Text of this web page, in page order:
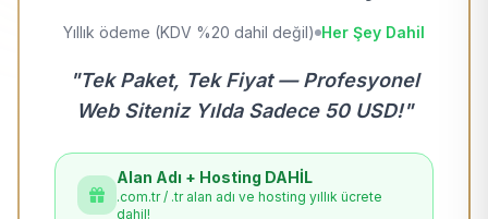
Yıllık ödeme (KDV %20 dahil değil) Her Şey Dahil
"Tek Paket, Tek Fiyat — Profesyonel
Web Siteniz Yılda Sadece 50 USD!"
Alan Adı + Hosting DAHİL
.com.tr / .tr alan adı ve hosting yıllık ücrete
dahil!